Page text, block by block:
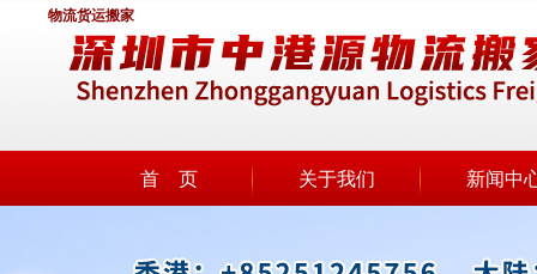
物流货运搬家
首 页 关于我们 新闻中